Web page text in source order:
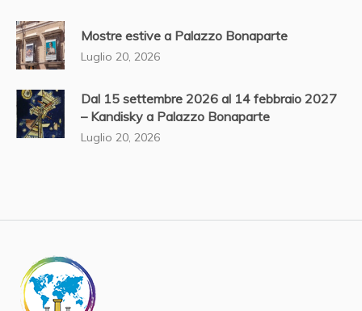
Mostre estive a Palazzo Bonaparte
Luglio 20, 2026
Dal 15 settembre 2026 al 14 febbraio 2027
– Kandisky a Palazzo Bonaparte
Luglio 20, 2026